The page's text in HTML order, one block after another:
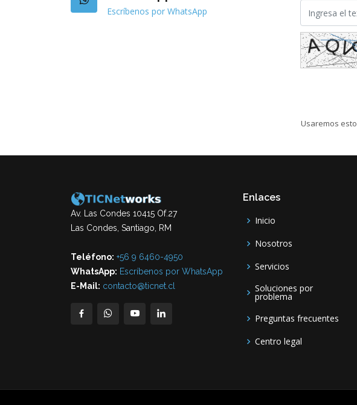
Escríbenos por WhatsApp
Usaremos
Av. Las Condes 10415 Of.27
Las Condes, Santiago, RM
Teléfono: +56 9 6460-4950
WhatsApp: Escríbenos por WhatsApp
E-Mail: contacto@ticnet.cl
Enlaces
Inicio
Nosotros
Servicios
Soluciones por
problema
Preguntas frecuentes
Centro legal